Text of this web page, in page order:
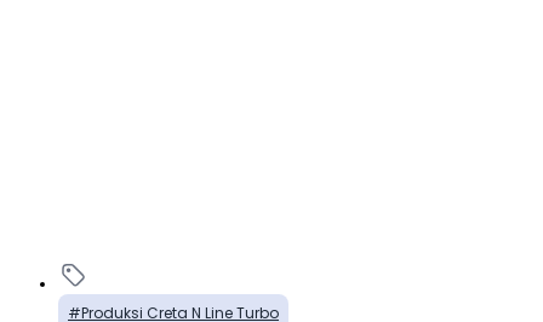
Produksi Creta N Line Turbo